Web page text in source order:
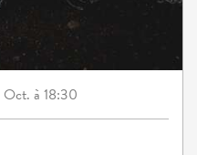
Oct. à 18:30